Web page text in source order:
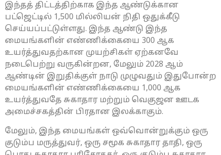
இந்தத் திட்டத்திற்காக இந்த ஆண்டுக்கான
பட்ஜெட்டில் 1,500 மில்லியன் நிதி ஒதுக்கீடு
செய்யப்பட்டுள்ளது. இந்த ஆண்டு இந்த
மையங்களின் எண்ணிக்கையை 300 ஆக
உயர்த்துவதற்கான முயற்சிகள் ஏற்கனவே
நடைபெற்று வருகின்றன, மேலும் 2028 ஆம்
ஆண்டின் இறுதிக்குள் நாடு முழுவதும் இதுபோன்ற
மையங்களின் எண்ணிக்கையை 1,000 ஆக
உயர்த்துவதே சுகாதார மற்றும் வெகுஜன ஊடக
அமைச்சகத்தின் பிரதான இலக்காகும்.
மேலும், இந்த மையங்கள் ஒவ்வொன்றுக்கும் ஒரு
குடும்ப மருத்துவர், ஒரு சமூக சுகாதார தாதி, ஒரு